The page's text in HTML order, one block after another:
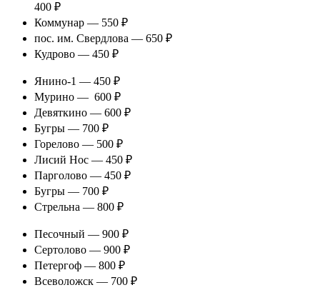
400 ₽
Коммунар — 550 ₽
пос. им. Свердлова — 650 ₽
Кудрово — 450 ₽
Янино-1 — 450 ₽
Мурино — 600 ₽
Девяткино — 600 ₽
Бугры — 700 ₽
Горелово — 500 ₽
Лисий Нос — 450 ₽
Парголово — 450 ₽
Бугры — 700 ₽
Стрельна — 800 ₽
Песочный — 900 ₽
Сертолово — 900 ₽
Петергоф — 800 ₽
Всеволожск — 700 ₽